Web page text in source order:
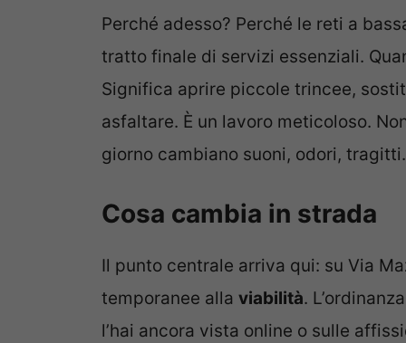
Perché adesso? Perché le reti a
tratto finale di servizi essenziali.
Significa aprire piccole trincee,
asfaltare. È un lavoro meticoloso.
giorno cambiano suoni, odori, tragitti.
Cosa cambia in strada
Il punto centrale arriva qui: su Via
temporanee alla viabilità.
l’hai ancora vista online o sulle